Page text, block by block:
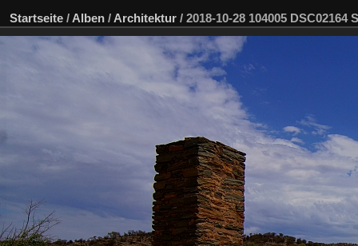
Startseite / Alben / Architektur / 2018-10-28 104005 DSC02164